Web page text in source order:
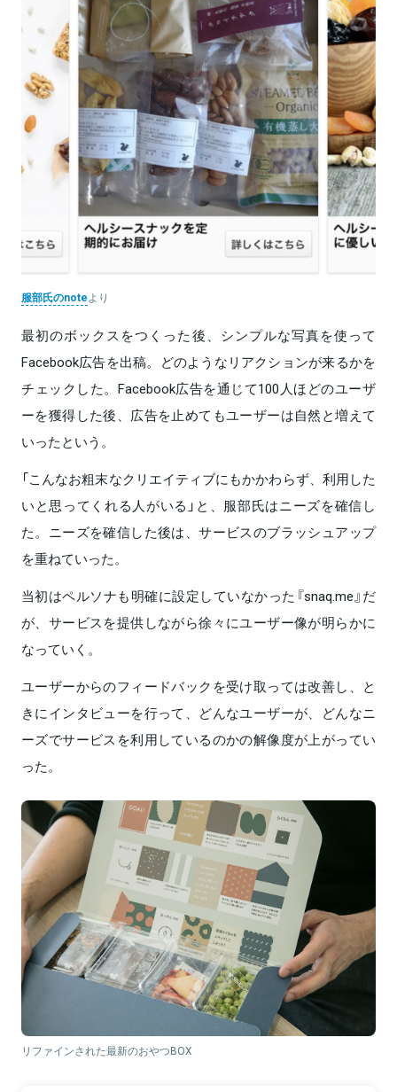
服部氏のnoteより
最初のボックスをつくった後、シンプルな写真を使って
Facebook広告を出稿。どのようなリアクションが来るかを
チェックした。Facebook広告を通じて100人ほどのユーザ
ーを獲得した後、広告を止めてもユーザーは自然と増えて
いったという。
「こんなお粗末なクリエイティブにもかかわらず、利用した
いと思ってくれる人がいる」と、服部氏はニーズを確信し
た。ニーズを確信した後は、サービスのブラッシュアップ
を重ねていった。
当初はペルソナも明確に設定していなかった『snaq.me』だ
が、サービスを提供しながら徐々にユーザー像が明らかに
なっていく。
ユーザーからのフィードバックを受け取っては改善し、と
きにインタビューを行って、どんなユーザーが、どんなニ
ーズでサービスを利用しているのかの解像度が上がってい
った。
リファインされた最新のおやつBOX